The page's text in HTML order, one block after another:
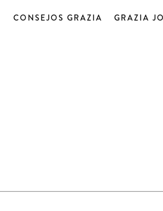
CONSEJOS GRAZIA GRAZIA